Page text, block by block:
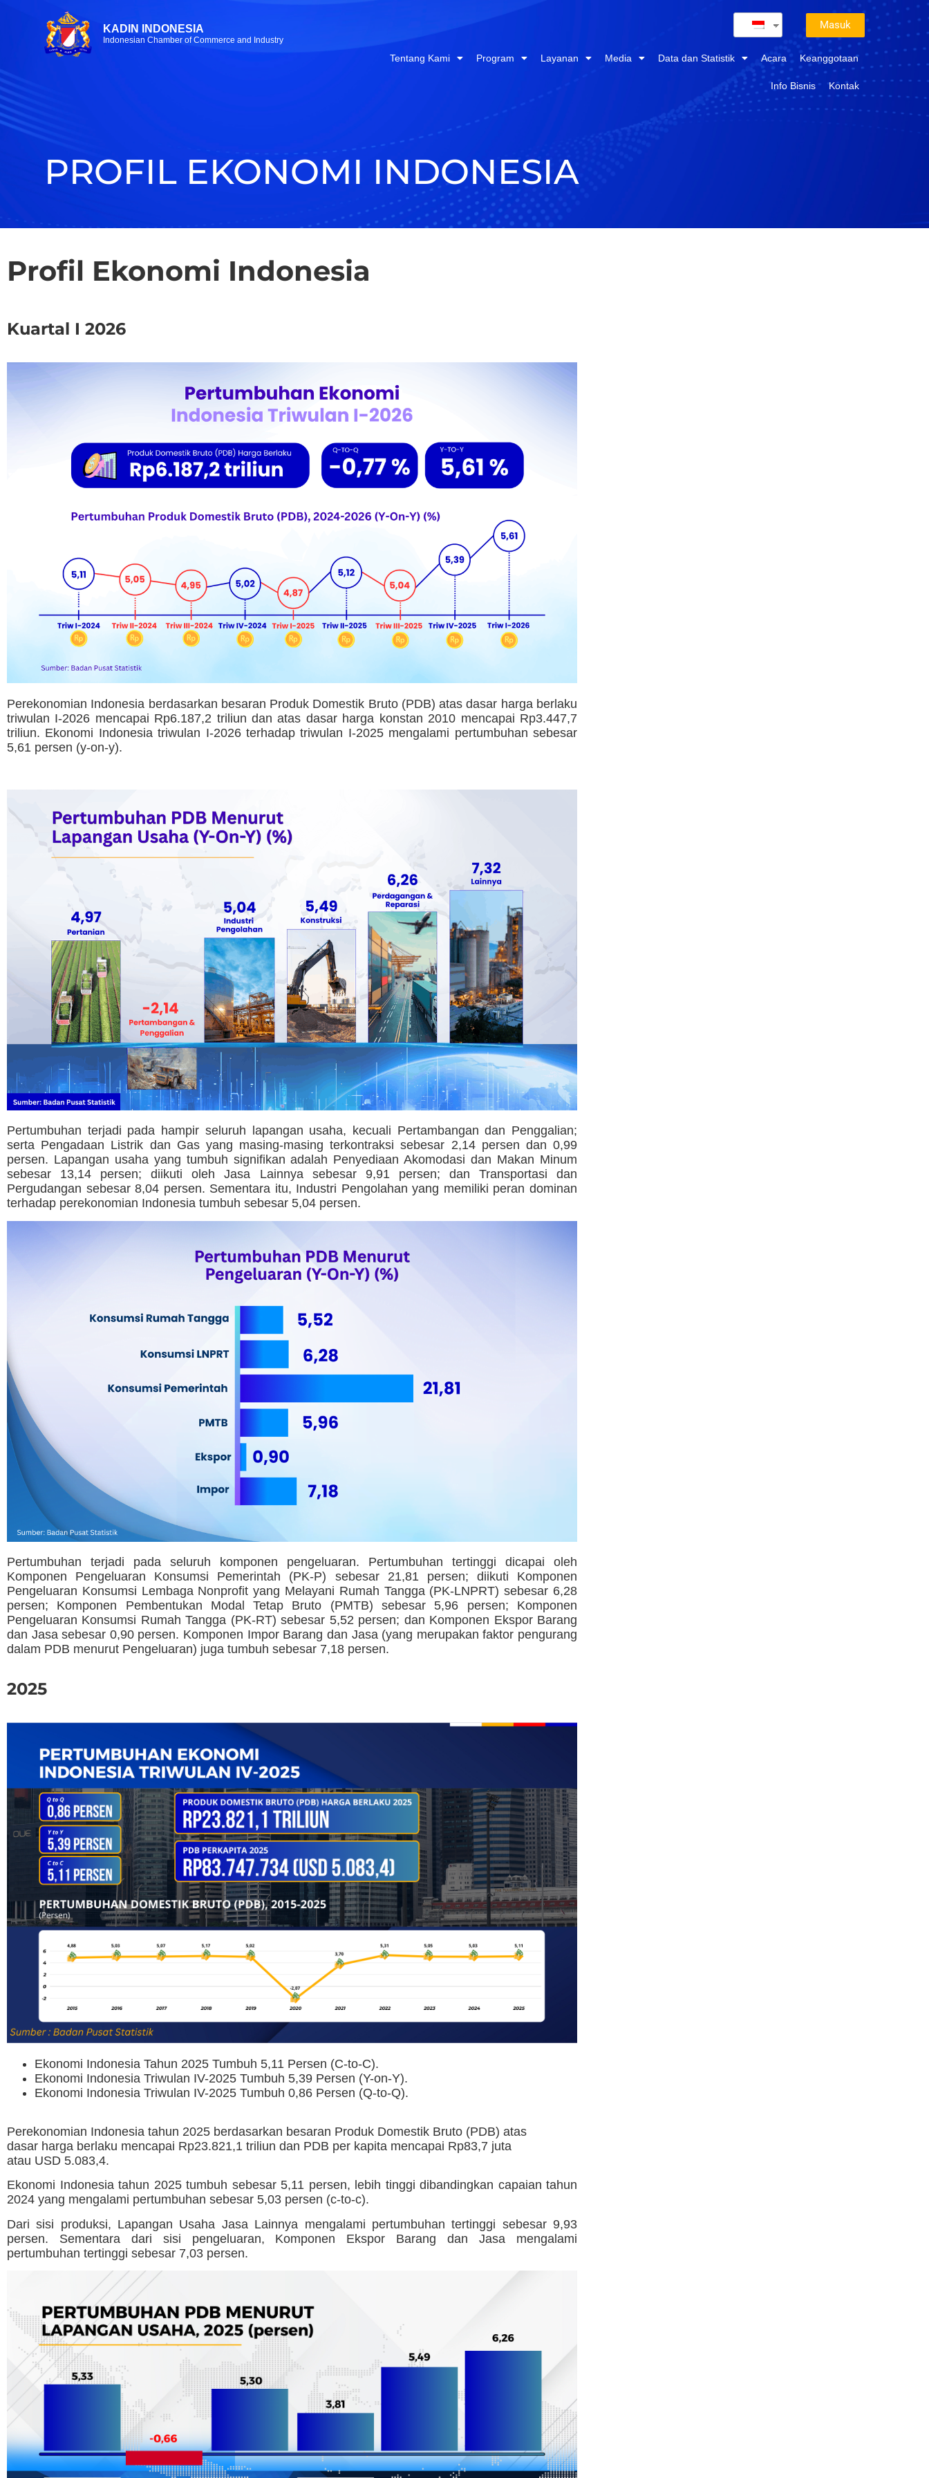
KADIN INDONESIA
Indonesian Chamber of Commerce and Industry
Masuk
Tentang Kami Program Layanan Media Data dan Statistik Acara Keanggotaan
Info Bisnis Kontak
PROFIL EKONOMI INDONESIA
Profil Ekonomi Indonesia
Kuartal I 2026
Perekonomian Indonesia berdasarkan besaran Produk Domestik Bruto (PDB) atas dasar harga berlaku
triwulan I-2026 mencapai Rp6.187,2 triliun dan atas dasar harga konstan 2010 mencapai Rp3.447,7
triliun. Ekonomi Indonesia triwulan I-2026 terhadap triwulan I-2025 mengalami pertumbuhan sebesar
5,61 persen (y-on-y).
Pertumbuhan terjadi pada hampir seluruh lapangan usaha, kecuali Pertambangan dan Penggalian;
serta Pengadaan Listrik dan Gas yang masing-masing terkontraksi sebesar 2,14 persen dan 0,99
persen. Lapangan usaha yang tumbuh signifikan adalah Penyediaan Akomodasi dan Makan Minum
sebesar 13,14 persen; diikuti oleh Jasa Lainnya sebesar 9,91 persen; dan Transportasi dan
Pergudangan sebesar 8,04 persen. Sementara itu, Industri Pengolahan yang memiliki peran dominan
terhadap perekonomian Indonesia tumbuh sebesar 5,04 persen.
Pertumbuhan terjadi pada seluruh komponen pengeluaran. Pertumbuhan tertinggi dicapai oleh
Komponen Pengeluaran Konsumsi Pemerintah (PK-P) sebesar 21,81 persen; diikuti Komponen
Pengeluaran Konsumsi Lembaga Nonprofit yang Melayani Rumah Tangga (PK-LNPRT) sebesar 6,28
persen; Komponen Pembentukan Modal Tetap Bruto (PMTB) sebesar 5,96 persen; Komponen
Pengeluaran Konsumsi Rumah Tangga (PK-RT) sebesar 5,52 persen; dan Komponen Ekspor Barang
dan Jasa sebesar 0,90 persen. Komponen Impor Barang dan Jasa (yang merupakan faktor pengurang
dalam PDB menurut Pengeluaran) juga tumbuh sebesar 7,18 persen.
2025
Ekonomi Indonesia Tahun 2025 Tumbuh 5,11 Persen (C-to-C).
Ekonomi Indonesia Triwulan IV-2025 Tumbuh 5,39 Persen (Y-on-Y).
Ekonomi Indonesia Triwulan IV-2025 Tumbuh 0,86 Persen (Q-to-Q).
Perekonomian Indonesia tahun 2025 berdasarkan besaran Produk Domestik Bruto (PDB) atas
dasar harga berlaku mencapai Rp23.821,1 triliun dan PDB per kapita mencapai Rp83,7 juta
atau USD 5.083,4.
Ekonomi Indonesia tahun 2025 tumbuh sebesar 5,11 persen, lebih tinggi dibandingkan capaian tahun
2024 yang mengalami pertumbuhan sebesar 5,03 persen (c-to-c).
Dari sisi produksi, Lapangan Usaha Jasa Lainnya mengalami pertumbuhan tertinggi sebesar 9,93
persen. Sementara dari sisi pengeluaran, Komponen Ekspor Barang dan Jasa mengalami
pertumbuhan tertinggi sebesar 7,03 persen.